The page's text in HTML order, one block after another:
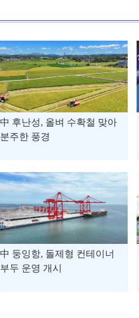
中 후난성, 올벼 수확철 맞아
분주한 풍경
中 둥잉항, 돌제형 컨테이너
부두 운영 개시